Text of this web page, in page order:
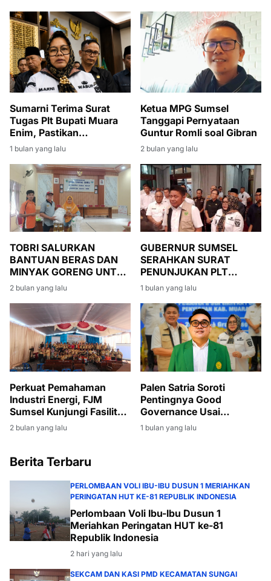
Sumarni Terima Surat
Tugas Plt Bupati Muara
Enim, Pastikan
Pembangunan Tetap
Berjalan
1 bulan yang lalu
Ketua MPG Sumsel
Tanggapi Pernyataan
Guntur Romli soal Gibran
2 bulan yang lalu
TOBRI SALURKAN
BANTUAN BERAS DAN
MINYAK GORENG UNTUK
WARGA BANSOS DI
DESA DANAU BARU
2 bulan yang lalu
GUBERNUR SUMSEL
SERAHKAN SURAT
PENUNJUKAN PLT
BUPATI MUARA ENIM,
SUMARNI DIMINTA JAGA
STABILITAS
PEMERINTAHAN DAN
PEMBANGUNAN
1 bulan yang lalu
Perkuat Pemahaman
Industri Energi, FJM
Sumsel Kunjungi Fasilitas
Produksi Migas di Muara
2 bulan yang lalu
Palen Satria Soroti
Pentingnya Good
Governance Usai
Penyerahan SK PLT
Bupati Muara Enim
1 bulan yang lalu
Berita Terbaru
PERLOMBAAN VOLI IBU-IBU DUSUN 1 MERIAHKAN
PERINGATAN HUT KE-81 REPUBLIK INDONESIA
Perlombaan Voli Ibu-Ibu Dusun 1
Meriahkan Peringatan HUT ke-81
Republik Indonesia
2 hari yang lalu
SEKCAM DAN KASI PMD KECAMATAN SUNGAI